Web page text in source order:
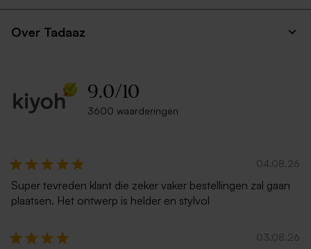
Over Tadaaz
9.0/10
3600 waarderingen
04.08.26
Super tevreden klant die zeker vaker bestellingen zal gaan
plaatsen. Het ontwerp is helder en stylvol
03.08.26